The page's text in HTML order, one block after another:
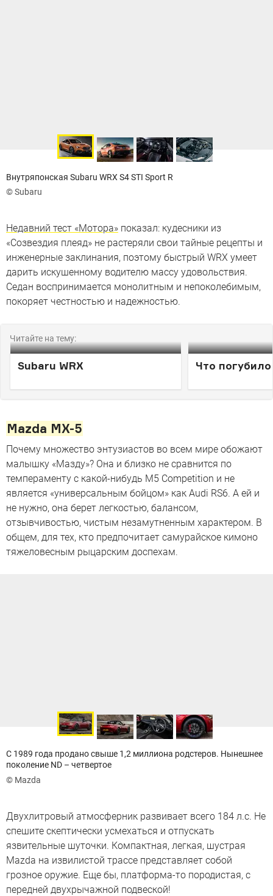
Внутряпонская Subaru WRX S4 STI Sport R
© Subaru
Недавний тест «Мотора» показал: кудесники из
«Созвездия плеяд» не растеряли свои тайные рецепты и
инженерные заклинания, поэтому быстрый WRX умеет
дарить искушенному водителю массу удовольствия.
Седан воспринимается монолитным и непоколебимым,
покоряет честностью и надежностью.
Читайте на тему:
Subaru WRX Что
Mazda MX-5
Почему множество энтузиастов во всем мире обожают
малышку «Мазду»? Она и близко не сравнится по
темпераменту с какой-нибудь M5 Competition и не
является «универсальным бойцом» как Audi RS6. А ей и
не нужно, она берет легкостью, балансом,
отзывчивостью, чистым незамутненным характером. В
общем, для тех, кто предпочитает самурайское кимоно
тяжеловесным рыцарским доспехам.
С 1989 года продано свыше 1,2 миллиона родстеров. Нынешнее
поколение ND – четвертое
© Mazda
Двухлитровый атмосферник развивает всего 184 л.с. Не
спешите скептически усмехаться и отпускать
язвительные шуточки. Компактная, легкая, шустрая
Mazda на извилистой трассе представляет собой
грозное оружие. Еще бы, платформа-то породистая, с
передней двухрычажной подвеской!